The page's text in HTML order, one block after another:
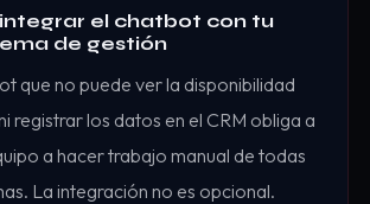
el chatbot con tu
de gestión
que no puede ver la disponibilidad
registrar los datos en el CRM obliga a
a hacer trabajo manual de todas
La integración no es opcional.